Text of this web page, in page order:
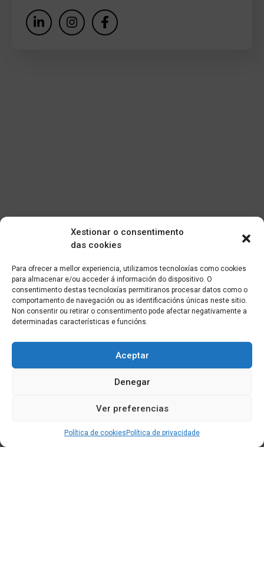
Xestionar o consentimento
das cookies
Para ofrecer a mellor experiencia, utilizamos tecnoloxías como cookies
para almacenar e/ou acceder á información do dispositivo. O
consentimento destas tecnoloxías permitiranos procesar datos como o
comportamento de navegación ou as identificacións únicas neste sitio.
Non consentir ou retirar o consentimento pode afectar negativamente a
determinadas características e funcións.
Aceptar
Denegar
Ver preferencias
Política de cookies Política de privacidade